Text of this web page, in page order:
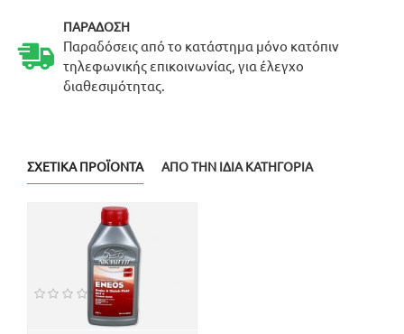
ΠΑΡΆΔΟΣΗ
Παραδόσεις από το κατάστημα μόνο κατόπιν
τηλεφωνικής επικοινωνίας, για έλεγχο
διαθεσιμότητας.
ΣΧΕΤΙΚΆ ΠΡΟΪΌΝΤΑ ΑΠΌ ΤΗΝ ΊΔΙΑ ΚΑΤΗΓΟΡΊΑ